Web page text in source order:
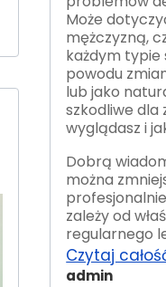
Może
mężczyzną,
każdym typie
powodu
lub jako
szkodliwe dla
wyglądasz i
Dobrą
można
zależy od
regularnego
Czytaj
admin